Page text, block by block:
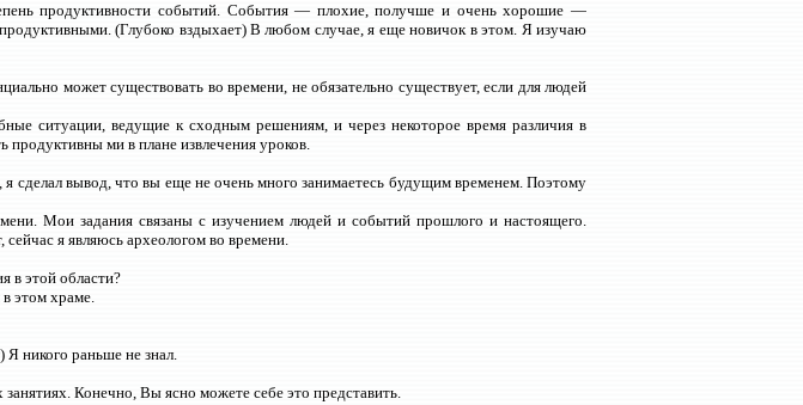
продуктивности событий. События — плохие, получше и очень хорошие —
(Глубоко вздыхает) В любом случае, я еще новичок в этом. Я изучаю
может существовать во времени, не обязательно существует, если для людей
ситуации, ведущие к сходным решениям, и через некоторое время различия в
продуктивны ми в плане извлечения уроков.
сделал вывод, что вы еще не очень много занимаетесь будущим временем. Поэтому
Мои задания связаны с изучением людей и событий прошлого и настоящего.
я являюсь археологом во времени.
в этой области?
этом храме.
никого раньше не знал.
Конечно, Вы ясно можете себе это представить.